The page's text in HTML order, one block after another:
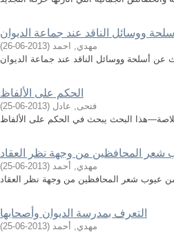
مهدي, احمد (
2013-06-26
)
الحكم على الألفاظ
فتحى, عادل (
2013-06-25
)
البحث يبحث في الحكم على الألفاظ
شعر المحافظين من وجهة نظر العقاد
مهدي, أحمد (
2013-06-25
)
التعرف بمدرسة الديوان وأصحابها
مهدي, أحمد (
2013-06-25
)